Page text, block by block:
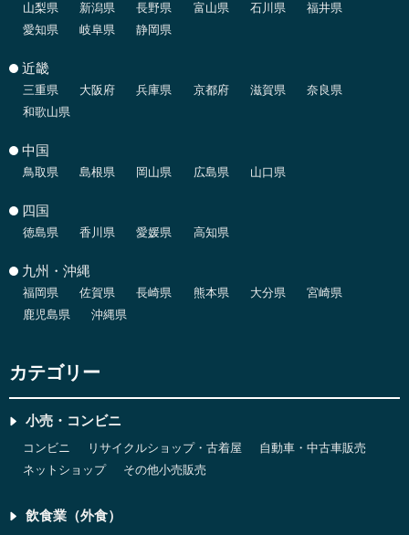
山梨県 新潟県 長野県 富山県 石川県
福井県
愛知県
岐阜県 静岡県
近畿
三重県 大阪府 兵庫県 京都府 滋賀県
奈良県
和歌山県
中国
鳥取県 島根県 岡山県 広島県 山口県
四国
徳島県 香川県 愛媛県 高知県
九州・沖縄
福岡県 佐賀県 長崎県 熊本県 大分県
宮崎県
鹿児島県
沖縄県
カテゴリー
小売・コンビニ
コンビニ リサイクルショップ・古着屋
自動車・中古車販売
ネットショップ
その他小売販売
飲食業（外食）